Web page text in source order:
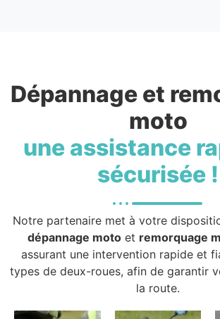
Dépannage et
moto
une assistance
sécurisée !
Notre partenaire met à votre
dépannage motoet remorquage
assurant une intervention rapide et
types de deux-roues, afin de garantir
la route.